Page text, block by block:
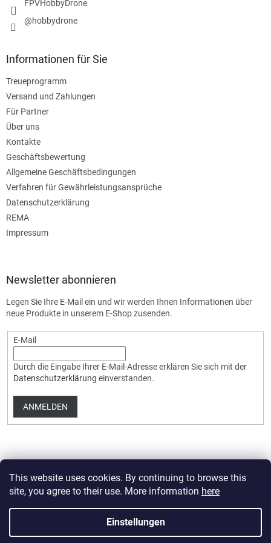
This website uses cookies. By continuing to browse this
site, you agree to their use. More information here
Einstellungen
FPVHobbyDrone
@hobbydrone
Informationen für Sie
Treueprogramm
Versand und Zahlungen
Für Partner
Über uns
Kontakte
Geschäftsbewertung
Allgemeine Geschäftsbedingungen
Verfahren für Gewährleistungsansprüche
Datenschutzerklärung
REMA
Impressum
Newsletter abonnieren
Legen Sie Ihre E-Mail ein und wir werden Ihnen Informationen über
neue Produkte in unserem E-Shop zusenden.
E-Mail
Durch die Eingabe Ihrer E-Mail-Adresse erklären Sie sich mit der
Datenschutzerklärung einverstanden.
ANMELDEN